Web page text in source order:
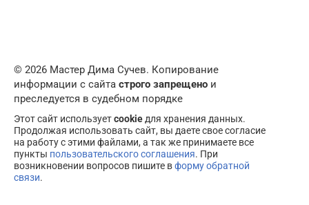
© 2026 Мастер Дима Сучев. Копирование
информации с сайта строго запрещено и
преследуется в судебном порядке
Этот сайт используетcookieдля хранения данных.
Продолжая использовать сайт, вы даете свое согласие
на работу с этими файлами, а так же принимаете все
пункты пользовательского соглашения. При
возникновении вопросов пишите вформу обратной
связи.